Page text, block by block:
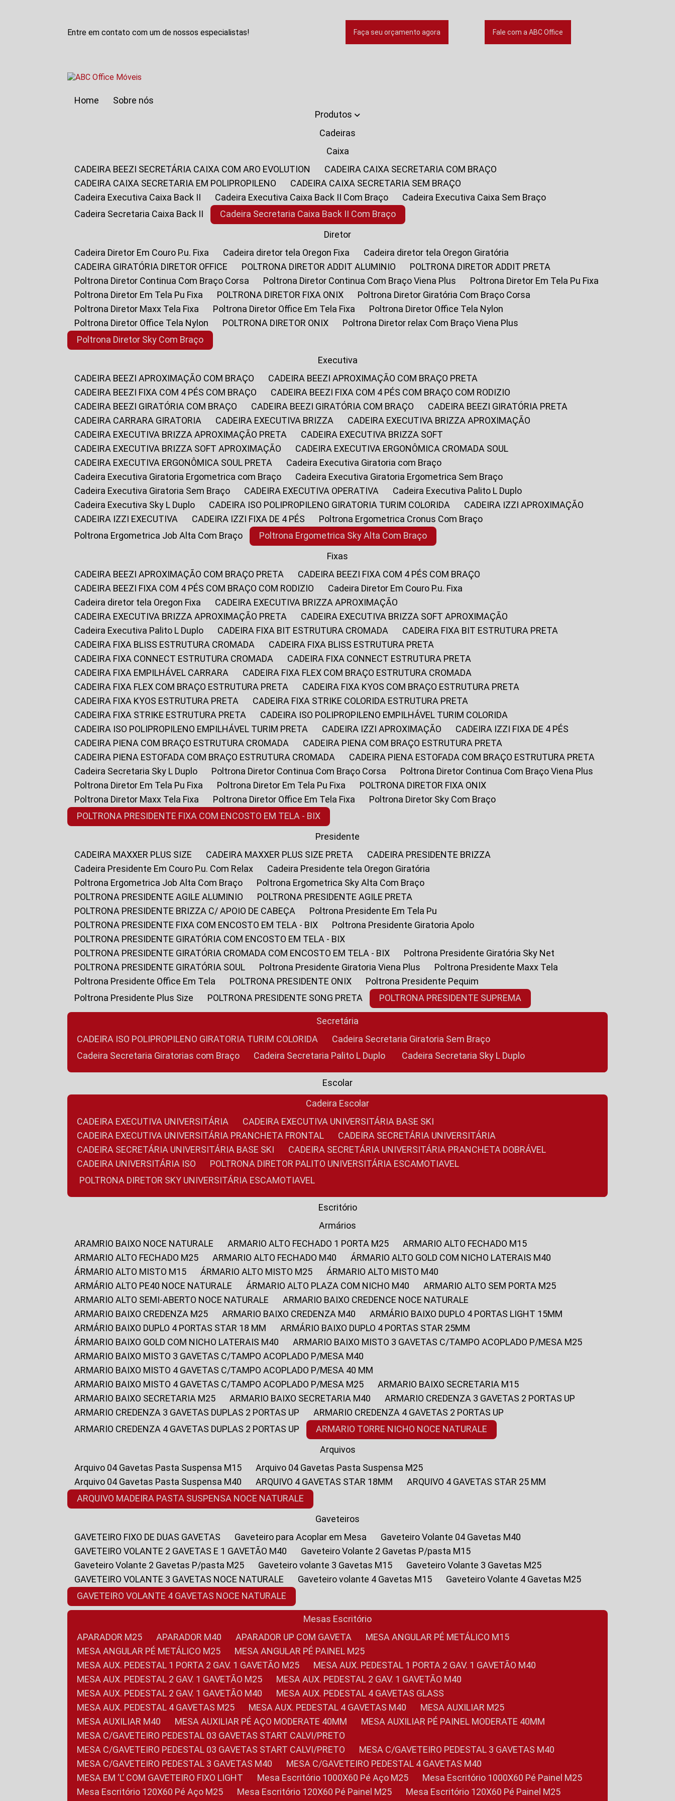
Entre em contato com um de nossos especialistas! Faça seu orçamento agora Fale com a ABC Office
Home
Sobre nós
Produtos
Cadeiras
Caixa
CADEIRA BEEZI SECRETÁRIA CAIXA COM ARO EVOLUTION
CADEIRA CAIXA SECRETARIA COM BRAÇO
CADEIRA CAIXA SECRETARIA EM POLIPROPILENO
CADEIRA CAIXA SECRETARIA SEM BRAÇO
Cadeira Executiva Caixa Back II
Cadeira Executiva Caixa Back II Com Braço
Cadeira Executiva Caixa Sem Braço
Cadeira Secretaria Caixa Back II
Cadeira Secretaria Caixa Back II Com Braço
Diretor
Cadeira Diretor Em Couro P.u. Fixa
Cadeira diretor tela Oregon Fixa
Cadeira diretor tela Oregon Giratória
CADEIRA GIRATÓRIA DIRETOR OFFICE
POLTRONA DIRETOR ADDIT ALUMINIO
POLTRONA DIRETOR ADDIT PRETA
Poltrona Diretor Continua Com Braço Corsa
Poltrona Diretor Continua Com Braço Viena Plus
Poltrona Diretor Em Tela Pu Fixa
Poltrona Diretor Em Tela Pu Fixa
POLTRONA DIRETOR FIXA ONIX
Poltrona Diretor Giratória Com Braço Corsa
Poltrona Diretor Maxx Tela Fixa
Poltrona Diretor Office Em Tela Fixa
Poltrona Diretor Office Tela Nylon
Poltrona Diretor Office Tela Nylon
POLTRONA DIRETOR ONIX
Poltrona Diretor relax Com Braço Viena Plus
Poltrona Diretor Sky Com Braço
Executiva
CADEIRA BEEZI APROXIMAÇÃO COM BRAÇO
CADEIRA BEEZI APROXIMAÇÃO COM BRAÇO PRETA
CADEIRA BEEZI FIXA COM 4 PÉS COM BRAÇO
CADEIRA BEEZI FIXA COM 4 PÉS COM BRAÇO COM RODIZIO
CADEIRA BEEZI GIRATÓRIA COM BRAÇO
CADEIRA BEEZI GIRATÓRIA COM BRAÇO
CADEIRA BEEZI GIRATÓRIA PRETA
CADEIRA CARRARA GIRATORIA
CADEIRA EXECUTIVA BRIZZA
CADEIRA EXECUTIVA BRIZZA APROXIMAÇÃO
CADEIRA EXECUTIVA BRIZZA APROXIMAÇÃO PRETA
CADEIRA EXECUTIVA BRIZZA SOFT
CADEIRA EXECUTIVA BRIZZA SOFT APROXIMAÇÃO
CADEIRA EXECUTIVA ERGONÔMICA CROMADA SOUL
CADEIRA EXECUTIVA ERGONÔMICA SOUL PRETA
Cadeira Executiva Giratoria com Braço
Cadeira Executiva Giratoria Ergometrica com Braço
Cadeira Executiva Giratoria Ergometrica Sem Braço
Cadeira Executiva Giratoria Sem Braço
CADEIRA EXECUTIVA OPERATIVA
Cadeira Executiva Palito L Duplo
Cadeira Executiva Sky L Duplo
CADEIRA ISO POLIPROPILENO GIRATORIA TURIM COLORIDA
CADEIRA IZZI APROXIMAÇÃO
CADEIRA IZZI EXECUTIVA
CADEIRA IZZI FIXA DE 4 PÉS
Poltrona Ergometrica Cronus Com Braço
Poltrona Ergometrica Job Alta Com Braço
Poltrona Ergometrica Sky Alta Com Braço
Fixas
CADEIRA BEEZI APROXIMAÇÃO COM BRAÇO PRETA
CADEIRA BEEZI FIXA COM 4 PÉS COM BRAÇO
CADEIRA BEEZI FIXA COM 4 PÉS COM BRAÇO COM RODIZIO
Cadeira Diretor Em Couro P.u. Fixa
Cadeira diretor tela Oregon Fixa
CADEIRA EXECUTIVA BRIZZA APROXIMAÇÃO
CADEIRA EXECUTIVA BRIZZA APROXIMAÇÃO PRETA
CADEIRA EXECUTIVA BRIZZA SOFT APROXIMAÇÃO
Cadeira Executiva Palito L Duplo
CADEIRA FIXA BIT ESTRUTURA CROMADA
CADEIRA FIXA BIT ESTRUTURA PRETA
CADEIRA FIXA BLISS ESTRUTURA CROMADA
CADEIRA FIXA BLISS ESTRUTURA PRETA
CADEIRA FIXA CONNECT ESTRUTURA CROMADA
CADEIRA FIXA CONNECT ESTRUTURA PRETA
CADEIRA FIXA EMPILHÁVEL CARRARA
CADEIRA FIXA FLEX COM BRAÇO ESTRUTURA CROMADA
CADEIRA FIXA FLEX COM BRAÇO ESTRUTURA PRETA
CADEIRA FIXA KYOS COM BRAÇO ESTRUTURA PRETA
CADEIRA FIXA KYOS ESTRUTURA PRETA
CADEIRA FIXA STRIKE COLORIDA ESTRUTURA PRETA
CADEIRA FIXA STRIKE ESTRUTURA PRETA
CADEIRA ISO POLIPROPILENO EMPILHÁVEL TURIM COLORIDA
CADEIRA ISO POLIPROPILENO EMPILHÁVEL TURIM PRETA
CADEIRA IZZI APROXIMAÇÃO
CADEIRA IZZI FIXA DE 4 PÉS
CADEIRA PIENA COM BRAÇO ESTRUTURA CROMADA
CADEIRA PIENA COM BRAÇO ESTRUTURA PRETA
CADEIRA PIENA ESTOFADA COM BRAÇO ESTRUTURA CROMADA
CADEIRA PIENA ESTOFADA COM BRAÇO ESTRUTURA PRETA
Cadeira Secretaria Sky L Duplo
Poltrona Diretor Continua Com Braço Corsa
Poltrona Diretor Continua Com Braço Viena Plus
Poltrona Diretor Em Tela Pu Fixa
Poltrona Diretor Em Tela Pu Fixa
POLTRONA DIRETOR FIXA ONIX
Poltrona Diretor Maxx Tela Fixa
Poltrona Diretor Office Em Tela Fixa
Poltrona Diretor Sky Com Braço
POLTRONA PRESIDENTE FIXA COM ENCOSTO EM TELA - BIX
Presidente
CADEIRA MAXXER PLUS SIZE
CADEIRA MAXXER PLUS SIZE PRETA
CADEIRA PRESIDENTE BRIZZA
Cadeira Presidente Em Couro P.u. Com Relax
Cadeira Presidente tela Oregon Giratória
Poltrona Ergometrica Job Alta Com Braço
Poltrona Ergometrica Sky Alta Com Braço
POLTRONA PRESIDENTE AGILE ALUMINIO
POLTRONA PRESIDENTE AGILE PRETA
POLTRONA PRESIDENTE BRIZZA C/ APOIO DE CABEÇA
Poltrona Presidente Em Tela Pu
POLTRONA PRESIDENTE FIXA COM ENCOSTO EM TELA - BIX
Poltrona Presidente Giratoria Apolo
POLTRONA PRESIDENTE GIRATÓRIA COM ENCOSTO EM TELA - BIX
POLTRONA PRESIDENTE GIRATÓRIA CROMADA COM ENCOSTO EM TELA - BIX
Poltrona Presidente Giratória Sky Net
POLTRONA PRESIDENTE GIRATÓRIA SOUL
Poltrona Presidente Giratoria Viena Plus
Poltrona Presidente Maxx Tela
Poltrona Presidente Office Em Tela
POLTRONA PRESIDENTE ONIX
Poltrona Presidente Pequim
Poltrona Presidente Plus Size
POLTRONA PRESIDENTE SONG PRETA POLTRONA PRESIDENTE SUPREMA
Secretária
CADEIRA ISO POLIPROPILENO GIRATORIA TURIM COLORIDA
Cadeira Secretaria Giratoria Sem Braço
Cadeira Secretaria Giratorias com Braço
Cadeira Secretaria Palito L Duplo Cadeira Secretaria Sky L Duplo
Escolar
Cadeira Escolar
CADEIRA EXECUTIVA UNIVERSITÁRIA
CADEIRA EXECUTIVA UNIVERSITÁRIA BASE SKI
CADEIRA EXECUTIVA UNIVERSITÁRIA PRANCHETA FRONTAL
CADEIRA SECRETÁRIA UNIVERSITÁRIA
CADEIRA SECRETÁRIA UNIVERSITÁRIA BASE SKI
CADEIRA SECRETÁRIA UNIVERSITÁRIA PRANCHETA DOBRÁVEL
CADEIRA UNIVERSITÁRIA ISO
POLTRONA DIRETOR PALITO UNIVERSITÁRIA ESCAMOTIAVEL
POLTRONA DIRETOR SKY UNIVERSITÁRIA ESCAMOTIAVEL
Escritório
Armários
ARAMRIO BAIXO NOCE NATURALE
ARMARIO ALTO FECHADO 1 PORTA M25
ARMARIO ALTO FECHADO M15
ARMARIO ALTO FECHADO M25
ARMARIO ALTO FECHADO M40
ÁRMARIO ALTO GOLD COM NICHO LATERAIS M40
ÁRMARIO ALTO MISTO M15
ÁRMARIO ALTO MISTO M25
ÁRMARIO ALTO MISTO M40
ARMÁRIO ALTO PE40 NOCE NATURALE
ÁRMARIO ALTO PLAZA COM NICHO M40
ARMARIO ALTO SEM PORTA M25
ARMARIO ALTO SEMI-ABERTO NOCE NATURALE
ARMARIO BAIXO CREDENCE NOCE NATURALE
ARMARIO BAIXO CREDENZA M25
ARMARIO BAIXO CREDENZA M40
ARMÁRIO BAIXO DUPLO 4 PORTAS LIGHT 15MM
ARMÁRIO BAIXO DUPLO 4 PORTAS STAR 18 MM
ARMÁRIO BAIXO DUPLO 4 PORTAS STAR 25MM
ÁRMARIO BAIXO GOLD COM NICHO LATERAIS M40
ARMARIO BAIXO MISTO 3 GAVETAS C/TAMPO ACOPLADO P/MESA M25
ARMARIO BAIXO MISTO 3 GAVETAS C/TAMPO ACOPLADO P/MESA M40
ARMARIO BAIXO MISTO 4 GAVETAS C/TAMPO ACOPLADO P/MESA 40 MM
ARMARIO BAIXO MISTO 4 GAVETAS C/TAMPO ACOPLADO P/MESA M25
ARMARIO BAIXO SECRETARIA M15
ARMARIO BAIXO SECRETARIA M25
ARMARIO BAIXO SECRETARIA M40
ARMARIO CREDENZA 3 GAVETAS 2 PORTAS UP
ARMARIO CREDENZA 3 GAVETAS DUPLAS 2 PORTAS UP
ARMARIO CREDENZA 4 GAVETAS 2 PORTAS UP
ARMARIO CREDENZA 4 GAVETAS DUPLAS 2 PORTAS UP
ARMARIO TORRE NICHO NOCE NATURALE
Arquivos
Arquivo 04 Gavetas Pasta Suspensa M15
Arquivo 04 Gavetas Pasta Suspensa M25
Arquivo 04 Gavetas Pasta Suspensa M40
ARQUIVO 4 GAVETAS STAR 18MM
ARQUIVO 4 GAVETAS STAR 25 MM
ARQUIVO MADEIRA PASTA SUSPENSA NOCE NATURALE
Gaveteiros
GAVETEIRO FIXO DE DUAS GAVETAS
Gaveteiro para Acoplar em Mesa
Gaveteiro Volante 04 Gavetas M40
GAVETEIRO VOLANTE 2 GAVETAS E 1 GAVETÃO M40
Gaveteiro Volante 2 Gavetas P/pasta M15
Gaveteiro Volante 2 Gavetas P/pasta M25
Gaveteiro volante 3 Gavetas M15
Gaveteiro Volante 3 Gavetas M25
GAVETEIRO VOLANTE 3 GAVETAS NOCE NATURALE
Gaveteiro volante 4 Gavetas M15
Gaveteiro Volante 4 Gavetas M25
GAVETEIRO VOLANTE 4 GAVETAS NOCE NATURALE
Mesas Escritório
APARADOR M25
APARADOR M40 APARADOR UP COM GAVETA
MESA ANGULAR PÉ METÁLICO M15
MESA ANGULAR PÉ METÁLICO M25
MESA ANGULAR PÉ PAINEL M25
MESA AUX. PEDESTAL 1 PORTA 2 GAV. 1 GAVETÃO M25
MESA AUX. PEDESTAL 1 PORTA 2 GAV. 1 GAVETÃO M40
MESA AUX. PEDESTAL 2 GAV. 1 GAVETÃO M25
MESA AUX. PEDESTAL 2 GAV. 1 GAVETÃO M40
MESA AUX. PEDESTAL 2 GAV. 1 GAVETÃO M40
MESA AUX. PEDESTAL 4 GAVETAS GLASS
MESA AUX. PEDESTAL 4 GAVETAS M25
MESA AUX. PEDESTAL 4 GAVETAS M40
MESA AUXILIAR M25
MESA AUXILIAR M40
MESA AUXILIAR PÉ AÇO MODERATE 40MM
MESA AUXILIAR PÉ PAINEL MODERATE 40MM
MESA C/GAVETEIRO PEDESTAL 03 GAVETAS START CALVI/PRETO
MESA C/GAVETEIRO PEDESTAL 03 GAVETAS START CALVI/PRETO
MESA C/GAVETEIRO PEDESTAL 3 GAVETAS M40
MESA C/GAVETEIRO PEDESTAL 3 GAVETAS M40
MESA C/GAVETEIRO PEDESTAL 4 GAVETAS M40
MESA EM ‘L’ COM GAVETEIRO FIXO LIGHT
Mesa Escritório 1000X60 Pé Aço M25
Mesa Escritório 1000X60 Pé Painel M25
Mesa Escritório 120X60 Pé Aço M25
Mesa Escritório 120X60 Pé Painel M25
Mesa Escritório 120X60 Pé Painel M25